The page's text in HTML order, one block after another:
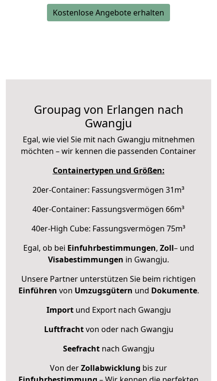
Kostenlose Angebote erhalten
Groupag von Erlangen nach
Gwangju
Egal, wie viel Sie mit nach Gwangju mitnehmen
möchten – wir kennen die passenden Container
Containertypen und Größen:
20er-Container: Fassungsvermögen 31m³
40er-Container: Fassungsvermögen 66m³
40er-High Cube: Fassungsvermögen 75m³
Egal, ob bei Einfuhrbestimmungen, Zoll– und
Visabestimmungen in Gwangju.
Unsere Partner unterstützen Sie beim richtigen
Einführen von Umzugsgütern und Dokumente.
Importund Export nach Gwangju
Luftfrachtvon oder nach Gwangju
Seefrachtnach Gwangju
Von derZollabwicklung bis zur